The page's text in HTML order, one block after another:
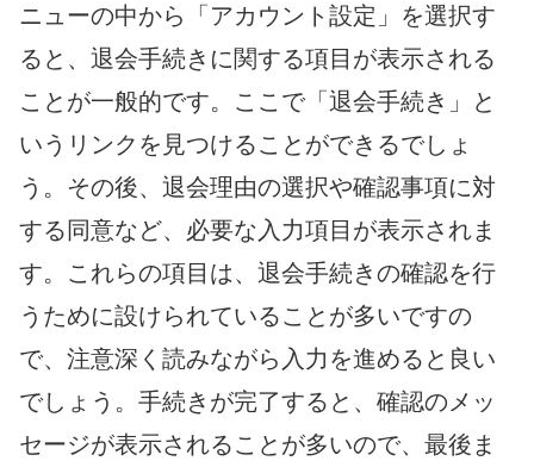
ニューの中から「アカウント設定」を選択す
ると、退会手続きに関する項目が表示される
ことが一般的です。ここで「退会手続き」と
いうリンクを見つけることができるでしょ
う。その後、退会理由の選択や確認事項に対
する同意など、必要な入力項目が表示されま
す。これらの項目は、退会手続きの確認を行
うために設けられていることが多いですの
で、注意深く読みながら入力を進めると良い
でしょう。手続きが完了すると、確認のメッ
セージが表示されることが多いので、最後ま